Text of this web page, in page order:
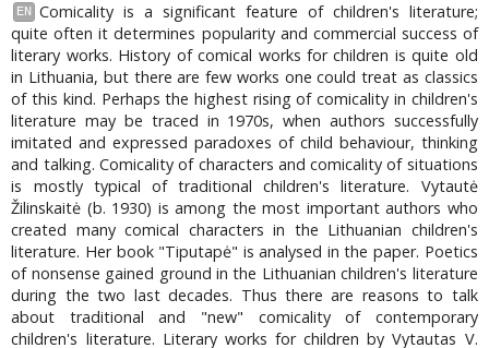
EN
Comicality is a significant feature of children's literature;
quite often it determines popularity and commercial success of
literary works. History of comical works for children is quite old
in Lithuania, but there are few works one could treat as classics
of this kind. Perhaps the highest rising of comicality in children's
literature may be traced in 1970s, when authors successfully
imitated and expressed paradoxes of child behaviour, thinking
and talking. Comicality of characters and comicality of situations
is mostly typical of traditional children's literature. Vytautė
Žilinskaitė (b. 1930) is among the most important authors who
created many comical characters in the Lithuanian children's
literature. Her book "Tiputapė" is analysed in the paper. Poetics
of nonsense gained ground in the Lithuanian children's literature
during the two last decades. Thus there are reasons to talk
about traditional and "new" comicality of contemporary
children's literature. Literary works for children by Vytautas V.